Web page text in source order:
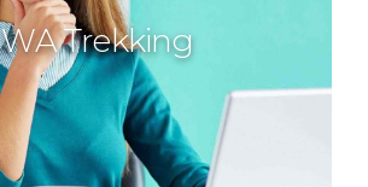
WA Trekking